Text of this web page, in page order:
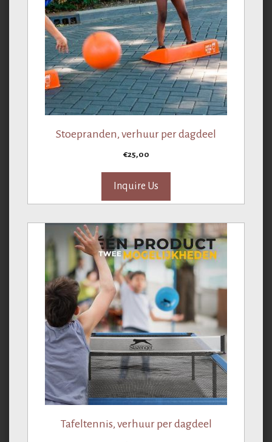
Stoepranden, verhuur per dagdeel
€25,00
Inquire Us
Tafeltennis, verhuur per dagdeel